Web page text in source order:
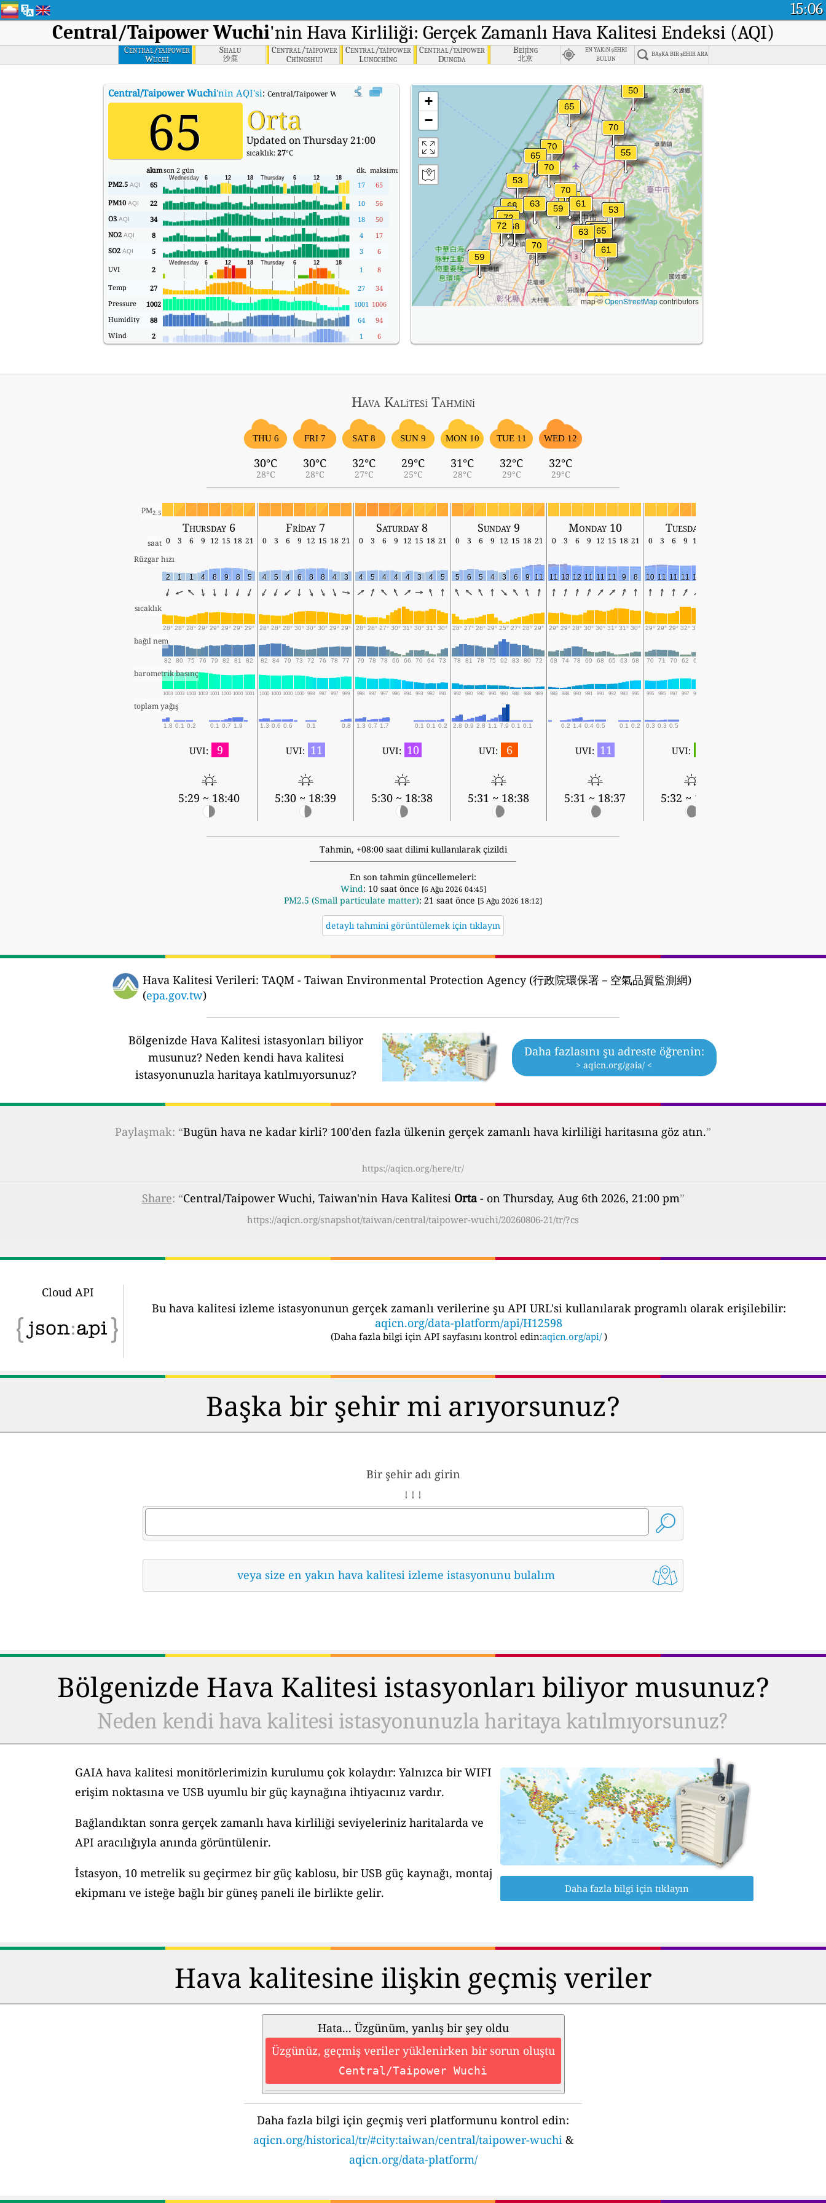
15:06
Central/Taipower Wuchi'nin Hava Kirliliği: Gerçek Zamanlı Hava Kalitesi Endeksi (AQI)
Central/taipower
Wuchi
Shalu
沙鹿
Central/taipower
Chingshui
Central/taipower
Lungching
Central/taipower
Dungda
Beijing
北京
EN YAKıN şEHRI
BULUN
BAşKA BIR şEHIR ARA
Central/Taipower Wuchi'nin AQI'si: Central/Taipower Wuchi'nin Gerçek Zamanlı Hava Kalitesi Endeksi (AQI).
65 Orta
Updated on Thursday 21:00
sıcaklık:27°C
akımson 2 gün dk. maksimum
PM2.5 AQI 65 17
65
PM10 AQI 22 10
56
O3 AQI 34 18
50
NO2 AQI 8 4
17
SO2 AQI 5 3
6
UVI
2 1
8
Temp
27 27
34
Pressure
1002 1001 1006
Humidity
88 64
94
Wind
2 1 6
+
−
map ©OpenStreetMapcontributors
Hava Kalitesi Tahmini
THU 6
30°C
28°C
FRI 7
30°C
28°C
SAT 8
32°C
27°C
SUN 9
29°C
25°C
MON 10
31°C
28°C
TUE 11
32°C
29°C
WED 12
32°C
29°C
PM2.5
Thursday 6 Friday 7 Saturday 8 Sunday 9 Monday 10 Tuesday 11
saat 0 3 6 9 12 15 18 21 0 3 6 9 12 15 18 21 0 3 6 9 12 15 18 21 0 3 6 9 12 15 18 21 0 3 6 9 12 15 18 21 0 3 6 9 12
Rüzgar hızı
2 1 1 4 8 9 8 5 4 5 4 6 8 8 4 3 4 5 4 4 4 3 4 5 5 6 5 4 3 6 9 11 11 13 12 11 11 11 9 8 10 11 11 11 13
sıcaklık
28° 28° 28° 29° 29° 29° 29° 29° 28° 28° 28° 30° 30° 30° 29° 29° 28° 28° 27° 30° 31° 30° 31° 30° 28° 27° 28° 29° 25° 27° 28° 29° 29° 29° 28° 30° 30° 31° 31° 30° 29° 29° 29° 32° 31°
bağıl nem
82 80 75 76 79 82 81 82 82 84 79 73 72 76 78 77 79 78 78 66 66 70 64 73 78 81 78 75 92 83 80 72 68 74 78 69 68 65 63 68 70 71 70 62 67
barometrik basınç
1003 1003 1003 1003 1001 1000 1000 1001 1000 1000 1000 1000 998 997 997 999 998 997 997 996 994 993 992 993 992 990 990 990 990 988 988 989 988 988 990 991 991 992 993 995 995 995 997 997 996
toplam yağış
1.8 0.1 0.2 0.1 0.7 1.9 1.3 0.6 0.6 0.1 0.8 1.3 0.7 1.7 0.1 0.1 0.2 2.8 0.9 2.8 1.1 7.9 0.1 0.1 0.2 1.4 0.4 0.5 0.1 0.2 0.3 0.3 0.5
UVI: 9
5:29 ~ 18:40
UVI: 11
5:30 ~ 18:39
UVI: 10
5:30 ~ 18:38
UVI: 6
5:31 ~ 18:38
UVI: 11
5:31 ~ 18:37
UVI:
5:32 ~ 18:36
Tahmin, +08:00 saat dilimi kullanılarak çizildi
En son tahmin güncellemeleri:
Wind: 10 saat önce [6 Ağu 2026 04:45]
PM2.5 (Small particulate matter): 21 saat önce [5 Ağu 2026 18:12]
detaylı tahmini görüntülemek için tıklayın
Hava Kalitesi Verileri: TAQM - Taiwan Environmental Protection Agency (行政院環保署－空氣品質監測網)
(epa.gov.tw)
Bölgenizde Hava Kalitesi istasyonları biliyor
musunuz? Neden kendi hava kalitesi
istasyonunuzla haritaya katılmıyorsunuz?
Daha fazlasını şu adreste öğrenin:
> aqicn.org/gaia/ <
Paylaşmak: “Bugün hava ne kadar kirli? 100'den fazla ülkenin gerçek zamanlı hava kirliliği haritasına göz atın.”
https://aqicn.org/here/tr/
Share: “Central/Taipower Wuchi, Taiwan'nin Hava Kalitesi Orta- on Thursday, Aug 6th 2026, 21:00 pm”
https://aqicn.org/snapshot/taiwan/central/taipower-wuchi/20260806-21/tr/?cs
Cloud API
Bu hava kalitesi izleme istasyonunun gerçek zamanlı verilerine şu API URL'si kullanılarak programlı olarak erişilebilir:
aqicn.org/data-platform/api/H12598
(Daha fazla bilgi için API sayfasını kontrol edin:aqicn.org/api/ )
Başka bir şehir mi arıyorsunuz?
Bir şehir adı girin
↓ ↓ ↓
veya size en yakın hava kalitesi izleme istasyonunu bulalım
Bölgenizde Hava Kalitesi istasyonları biliyor musunuz?
Neden kendi hava kalitesi istasyonunuzla haritaya katılmıyorsunuz?
GAIA hava kalitesi monitörlerimizin kurulumu çok kolaydır: Yalnızca bir WIFI
erişim noktasına ve USB uyumlu bir güç kaynağına ihtiyacınız vardır.
Bağlandıktan sonra gerçek zamanlı hava kirliliği seviyeleriniz haritalarda ve
API aracılığıyla anında görüntülenir.
İstasyon, 10 metrelik su geçirmez bir güç kablosu, bir USB güç kaynağı, montaj
ekipmanı ve isteğe bağlı bir güneş paneli ile birlikte gelir.
Daha fazla bilgi için tıklayın
Hava kalitesine ilişkin geçmiş veriler
Hata... Üzgünüm, yanlış bir şey oldu
Üzgünüz, geçmiş veriler yüklenirken bir sorun oluştu
Central/Taipower Wuchi
Daha fazla bilgi için geçmiş veri platformunu kontrol edin:
aqicn.org/historical/tr/#city:taiwan/central/taipower-wuchi&
aqicn.org/data-platform/